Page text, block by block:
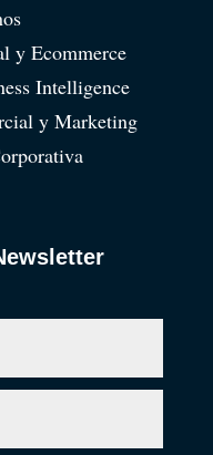
y Ecommerce
Intelligence
y Marketing